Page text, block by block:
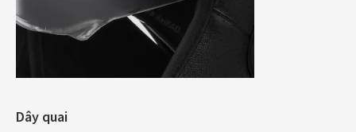
Dây quai